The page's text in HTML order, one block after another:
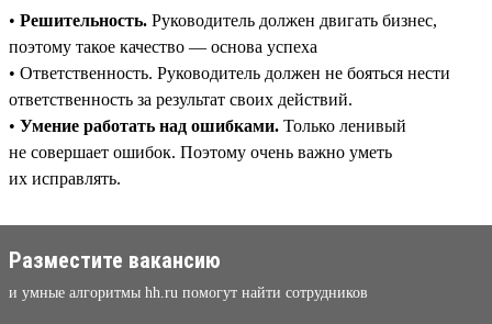
• Решительность. Руководитель должен двигать бизнес,
поэтому такое качество — основа успеха
• Ответственность. Руководитель должен не бояться нести
ответственность за результат своих действий.
• Умение работать над ошибками. Только ленивый
не совершает ошибок. Поэтому очень важно уметь
их исправлять.
Разместите вакансию
и умные алгоритмы hh.ru помогут найти сотрудников